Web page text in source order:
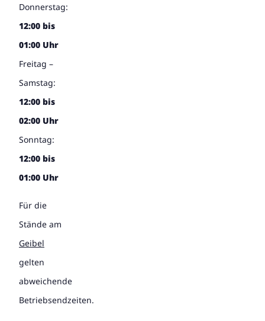
Donnerstag:
12:00 bis
01:00 Uhr
Freitag –
Samstag:
12:00 bis
02:00 Uhr
Sonntag:
12:00 bis
01:00 Uhr
Für die
Stände am
Geibel
gelten
abweichende
Betriebsendzeiten.